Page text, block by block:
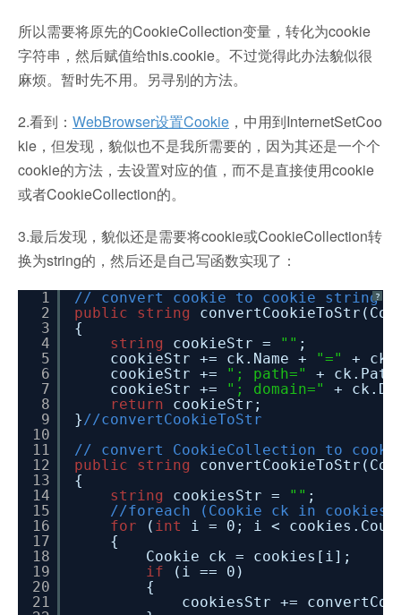
所以需要将原先的CookieCollection变量，转化为cookie
字符串，然后赋值给this.cookie。不过觉得此办法貌似很
麻烦。暂时先不用。另寻别的方法。
2.看到： WebBrowser设置Cookie ，中用到InternetSetCoo
kie，但发现，貌似也不是我所需要的，因为其还是一个个
cookie的方法，去设置对应的值，而不是直接使用cookie
或者CookieCollection的。
3.最后发现，貌似还是需要将cookie或CookieCollection转
换为string的，然后还是自己写函数实现了：
?
1
2
3
4
5
6
7
8
9
10
11
12
13
14
15
16
17
18
19
20
21
// convert cookie to cookie string
public
string
{
string
cookieStr = "" ;
cookieStr += ck.Name +
"="
+
cookieStr +=
"; path="
+
cookieStr +=
"; domain="
+
return
cookieStr;
}//convertCookieToStr
// convert CookieCollection to
public
string
{
string
cookiesStr = "" ;
//foreach (Cookie ck in cookies)
for
( int
i = 0; i <
{
Cookie ck = cookies[i];
if
(i == 0)
{
cookiesStr +=